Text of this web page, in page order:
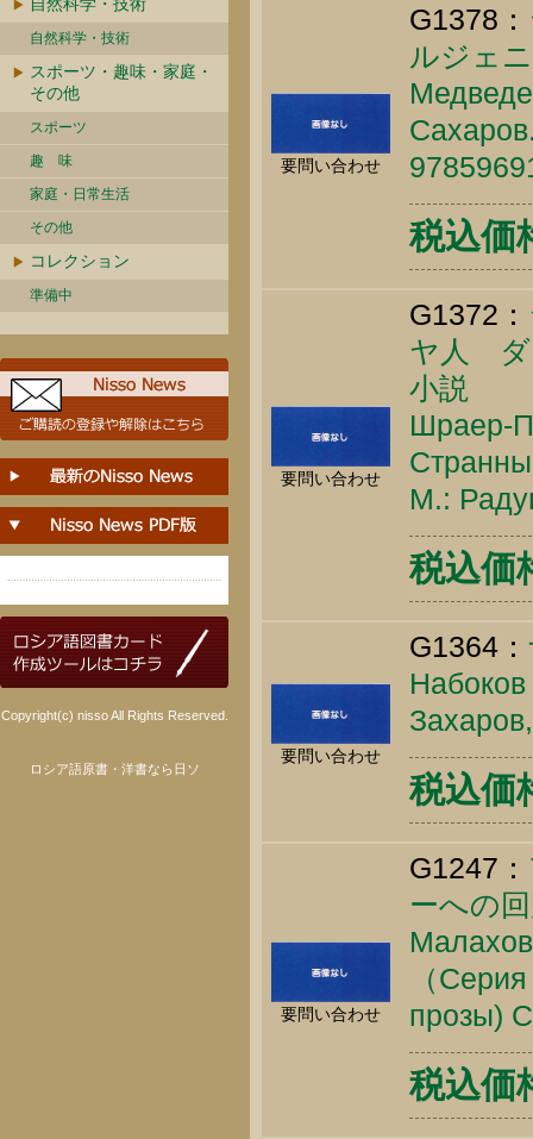
自然科学・技術
スポーツ・趣味・家庭・
その他
スポーツ
趣 味
家庭・日常生活
その他
コレクション
準備中
Copyright(c) nisso All Rights Reserved.
ロシア語原書・洋書なら日ソ
要問い合わせ
G1378：
ルジェ
税込価
要問い合わせ
G1372：
ヤ人 ダ
小説
Шраер-
М.:
税込価
要問い合わせ
G1364：
税込価
要問い合わせ
G1247：
ーへの
（
прозы)
税込価